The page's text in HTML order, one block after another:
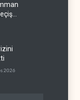
2026